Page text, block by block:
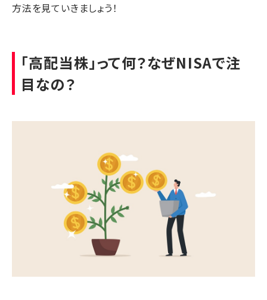
方法を見ていきましょう！
「高配当株」って何？なぜNISAで注
目なの？